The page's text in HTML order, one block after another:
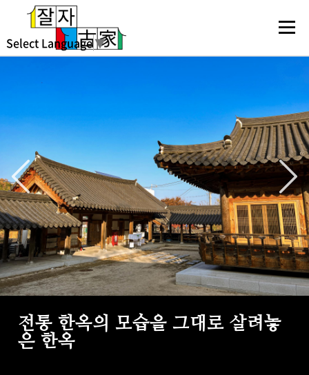
Select Language▼
전통 한옥의 모습을 그대로 살려놓
은 한옥